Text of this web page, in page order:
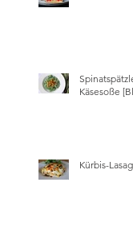
Käsesoße
Kürbis-